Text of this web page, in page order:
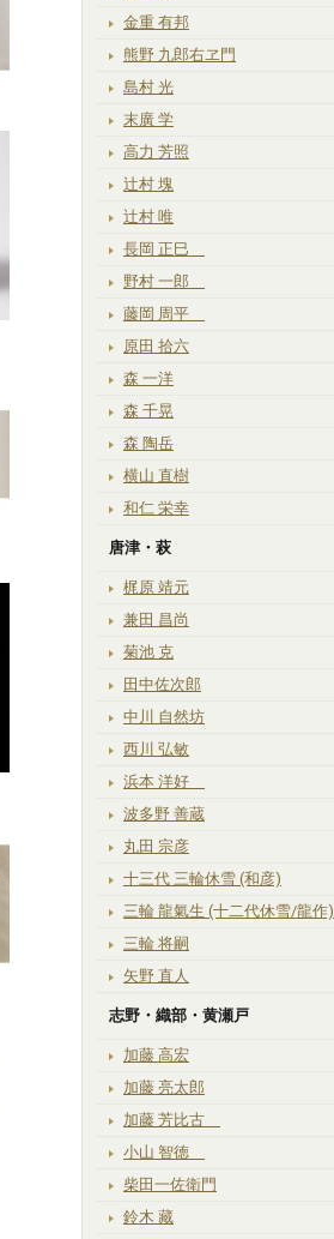
金重 有邦
熊野 九郎右ヱ門
島村 光
末廣 学
高力 芳照
辻村 塊
辻村 唯
長岡 正巳
野村 一郎
藤岡 周平
原田 拾六
森 一洋
森 千晃
森 陶岳
横山 直樹
和仁 栄幸
唐津・萩
梶原 靖元
兼田 昌尚
菊池 克
田中佐次郎
中川 自然坊
西川 弘敏
浜本 洋好
波多野 善蔵
丸田 宗彦
十三代 三輪休雪 (和彦)
三輪 龍氣生 (十二代休雪/龍作)
三輪 将嗣
矢野 直人
志野・織部・黄瀬戸
加藤 高宏
加藤 亮太郎
加藤 芳比古
小山 智徳
柴田一佐衛門
鈴木 藏